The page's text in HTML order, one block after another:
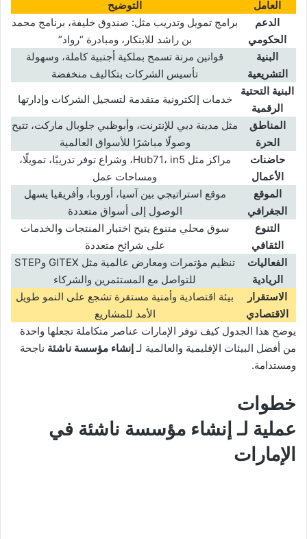
العامل
التوضيح
الدعم
الحكومي
برامج تمويل وتدريب مثل: صندوق خليفة، برنامج محمد
بن راشد للابتكار، ومبادرة “رواد”
البنية
التشريعية
قوانين مرنة تسمح بملكية أجنبية كاملة، وسهولة
تأسيس الشركات بتكاليف منخفضة
البنية التحتية
الرقمية
خدمات إلكترونية متقدمة لتسجيل الشركات وإدارتها
المناطق
الحرة
مثل مدينة دبي للإنترنت، وأبوظبي جلوبال ماركت، تتيح
وصولًا مباشرًا للأسواق العالمية
حاضنات
الأعمال
مراكز مثل Hub71، in5، وشراع توفر تدريبًا، تمويلًا،
ومساحات عمل
الموقع
الجغرافي
موقع استراتيجي بين آسيا، أوروبا، وأفريقيا يسهل
الوصول إلى أسواق متعددة
التنوع
الثقافي
سوق محلي متنوع يتيح اختبار المنتجات والخدمات
على شرائح متعددة
الفعاليات
الريادية
تنظيم مؤتمرات ومعارض عالمية مثل GITEX وSTEP
للتواصل مع المستثمرين والشركاء
الاستقرار
الاقتصادي
بيئة اقتصادية وأمنية مستقرة تشجع على النمو طويل
الأمد للمشاريع
يوضح هذا الجدول كيف توفر الإمارات عناصر متكاملة تجعلها واحدة
من أفضل البيئات الإقليمية والعالمية لـ إنشاء مؤسسة ناشئة ناجحة
ومستدامة.
خطوات
عملية لـ إنشاء مؤسسة ناشئة في
الإمارات